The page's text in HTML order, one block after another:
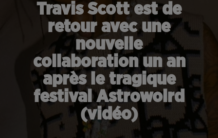
Travis Scott est de
retour avec une
nouvelle
collaboration un an
après le tragique
festival Astrowolrd
(vidéo)